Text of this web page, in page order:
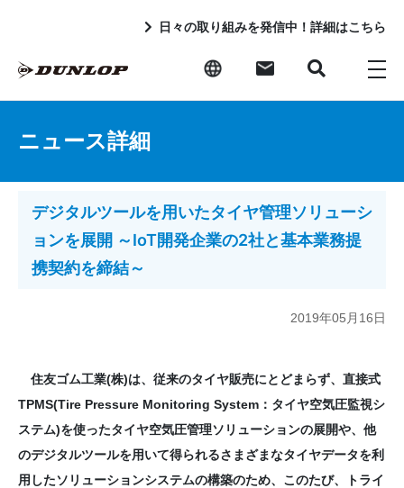
日々の取り組みを発信中！詳細はこちら
ニュース詳細
デジタルツールを用いたタイヤ管理ソリューシ
ョンを展開 ～IoT開発企業の2社と基本業務提
携契約を締結～
2019年05月16日
住友ゴム工業(株)は、従来のタイヤ販売にとどまらず、直接式
TPMS(Tire Pressure Monitoring System：タイヤ空気圧監視シ
ステム)を使ったタイヤ空気圧管理ソリューションの展開や、他
のデジタルツールを用いて得られるさまざまなタイヤデータを利
用したソリューションシステムの構築のため、このたび、トライ